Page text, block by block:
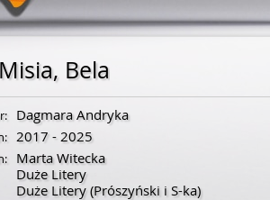
Bela
Dagmara Andryka
2017 - 2025
Marta Witecka
Duże Litery
Duże Litery (Prószyński i S-ka)